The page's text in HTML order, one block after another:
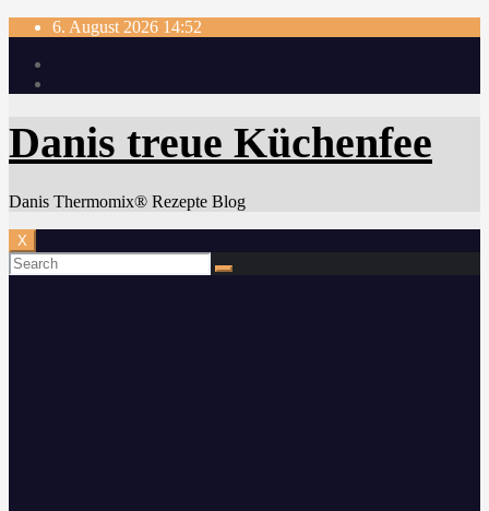
Skip
content
6. August 2026 14:52
Danis treue Küchenfee
Danis Thermomix® Rezepte Blog
X